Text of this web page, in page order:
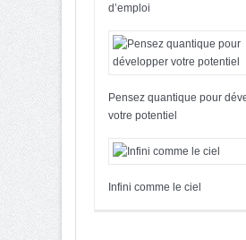
d’emploi
Pensez quantique pour
votre potentiel
Infini comme le ciel